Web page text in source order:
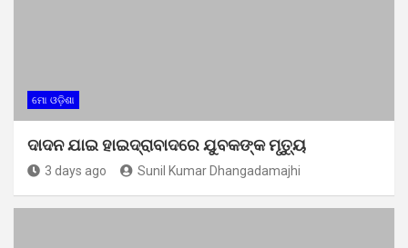
ମୋ ଓଡ଼ିଶା
ଦାଦନ ଯାଇ ହାଇଦ୍ରାବାଦରେ ଯୁବକଙ୍କ ମୃତ୍ୟୁ
3 days ago Sunil Kumar Dhangadamajhi